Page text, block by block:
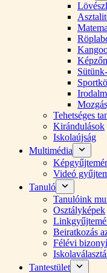
Tehetséges
Kirándulások
Iskolaújság
Multimédia
Videó
Tanuló
Tanulóink
Osztályképek
Beiratkozás
Félévi
Tantestület